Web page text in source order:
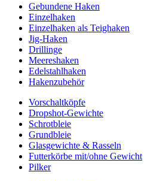
Gebundene Haken
Einzelhaken
Einzelhaken als Teighaken
Jig-Haken
Drillinge
Meereshaken
Edelstahlhaken
Hakenzubehör
Vorschaltköpfe
Dropshot-Gewichte
Schrotbleie
Grundbleie
Glasgewichte & Rasseln
Futterkörbe mit/ohne Gewicht
Pilker